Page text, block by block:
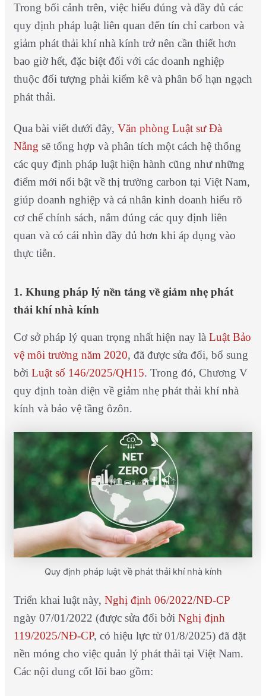
Trong bối cảnh trên, việc hiểu đúng và đầy đủ các
quy định pháp luật liên quan đến tín chỉ carbon và
giảm phát thải khí nhà kính trở nên cần thiết hơn
bao giờ hết, đặc biệt đối với các doanh nghiệp
thuộc đối tượng phải kiểm kê và phân bổ hạn ngạch
phát thải.
Qua bài viết dưới đây, Văn phòng Luật sư Đà
Nẵng sẽ tổng hợp và phân tích một cách hệ thống
các quy định pháp luật hiện hành cũng như những
điểm mới nổi bật về thị trường carbon tại Việt Nam,
giúp doanh nghiệp và cá nhân kinh doanh hiểu rõ
cơ chế chính sách, nắm đúng các quy định liên
quan và có cái nhìn đầy đủ hơn khi áp dụng vào
thực tiễn.
1. Khung pháp lý nền tảng về giảm nhẹ phát
thải khí nhà kính
Cơ sở pháp lý quan trọng nhất hiện nay là Luật Bảo
vệ môi trường năm 2020, đã được sửa đổi, bổ sung
bởi Luật số 146/2025/QH15. Trong đó, Chương V
quy định toàn diện về giảm nhẹ phát thải khí nhà
kính và bảo vệ tầng ôzôn.
Quy định pháp luật về phát thải khí nhà kính
Triển khai luật này, Nghị định 06/2022/NĐ-CP
ngày 07/01/2022 (được sửa đổi bởi Nghị định
119/2025/NĐ-CP, có hiệu lực từ 01/8/2025) đã đặt
nền móng cho việc quản lý phát thải tại Việt Nam.
Các nội dung cốt lõi bao gồm: